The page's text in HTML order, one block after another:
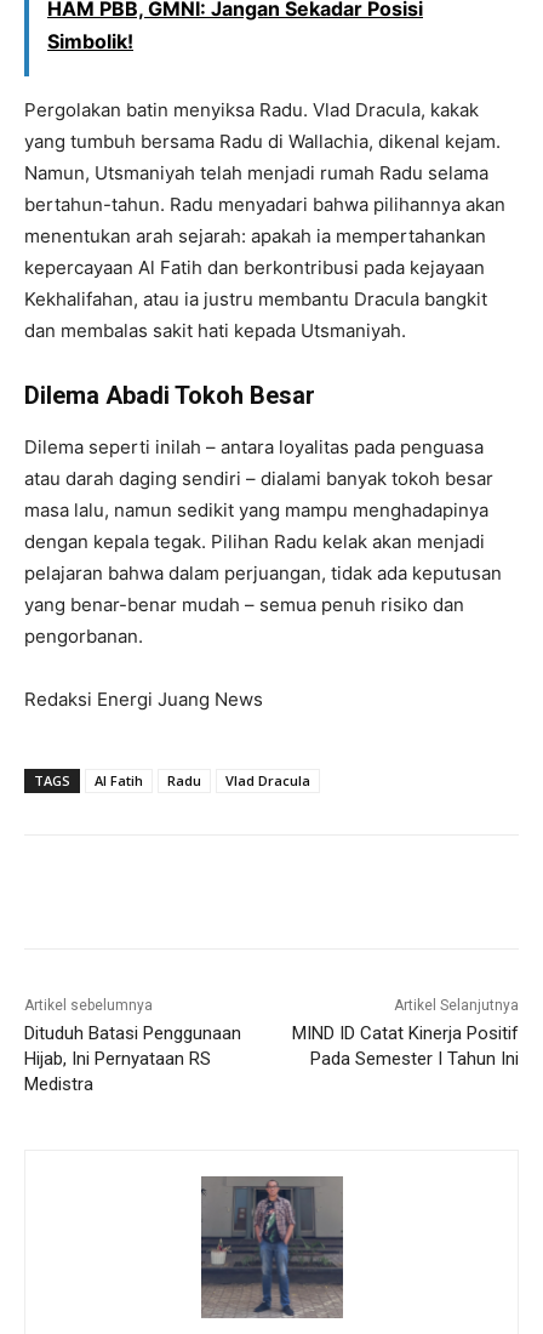
HAM PBB, GMNI: Jangan Sekadar Posisi
Simbolik!
Pergolakan batin menyiksa Radu. Vlad Dracula, kakak
yang tumbuh bersama Radu di Wallachia, dikenal kejam.
Namun, Utsmaniyah telah menjadi rumah Radu selama
bertahun-tahun. Radu menyadari bahwa pilihannya akan
menentukan arah sejarah: apakah ia mempertahankan
kepercayaan Al Fatih dan berkontribusi pada kejayaan
Kekhalifahan, atau ia justru membantu Dracula bangkit
dan membalas sakit hati kepada Utsmaniyah.
Dilema Abadi Tokoh Besar
Dilema seperti inilah – antara loyalitas pada penguasa
atau darah daging sendiri – dialami banyak tokoh besar
masa lalu, namun sedikit yang mampu menghadapinya
dengan kepala tegak. Pilihan Radu kelak akan menjadi
pelajaran bahwa dalam perjuangan, tidak ada keputusan
yang benar-benar mudah – semua penuh risiko dan
pengorbanan.
Redaksi Energi Juang News
TAGS Al Fatih Radu Vlad Dracula
Artikel sebelumnya
Dituduh Batasi Penggunaan
Hijab, Ini Pernyataan RS
Medistra
Artikel Selanjutnya
MIND ID Catat Kinerja Positif
Pada Semester I Tahun Ini